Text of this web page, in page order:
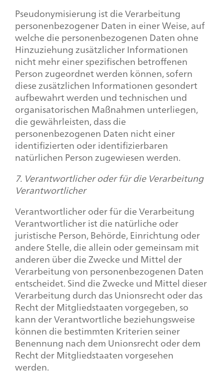
Pseudonymisierung ist die Verarbeitung
personenbezogener Daten in einer Weise, auf
welche die personenbezogenen Daten ohne
Hinzuziehung zusätzlicher Informationen
nicht mehr einer spezifischen betroffenen
Person zugeordnet werden können, sofern
diese zusätzlichen Informationen gesondert
aufbewahrt werden und technischen und
organisatorischen Maßnahmen unterliegen,
die gewährleisten, dass die
personenbezogenen Daten nicht einer
identifizierten oder identifizierbaren
natürlichen Person zugewiesen werden.
7. Verantwortlicher oder für die Verarbeitung
Verantwortlicher
Verantwortlicher oder für die Verarbeitung
Verantwortlicher ist die natürliche oder
juristische Person, Behörde, Einrichtung oder
andere Stelle, die allein oder gemeinsam mit
anderen über die Zwecke und Mittel der
Verarbeitung von personenbezogenen Daten
entscheidet. Sind die Zwecke und Mittel dieser
Verarbeitung durch das Unionsrecht oder das
Recht der Mitgliedstaaten vorgegeben, so
kann der Verantwortliche beziehungsweise
können die bestimmten Kriterien seiner
Benennung nach dem Unionsrecht oder dem
Recht der Mitgliedstaaten vorgesehen
werden.